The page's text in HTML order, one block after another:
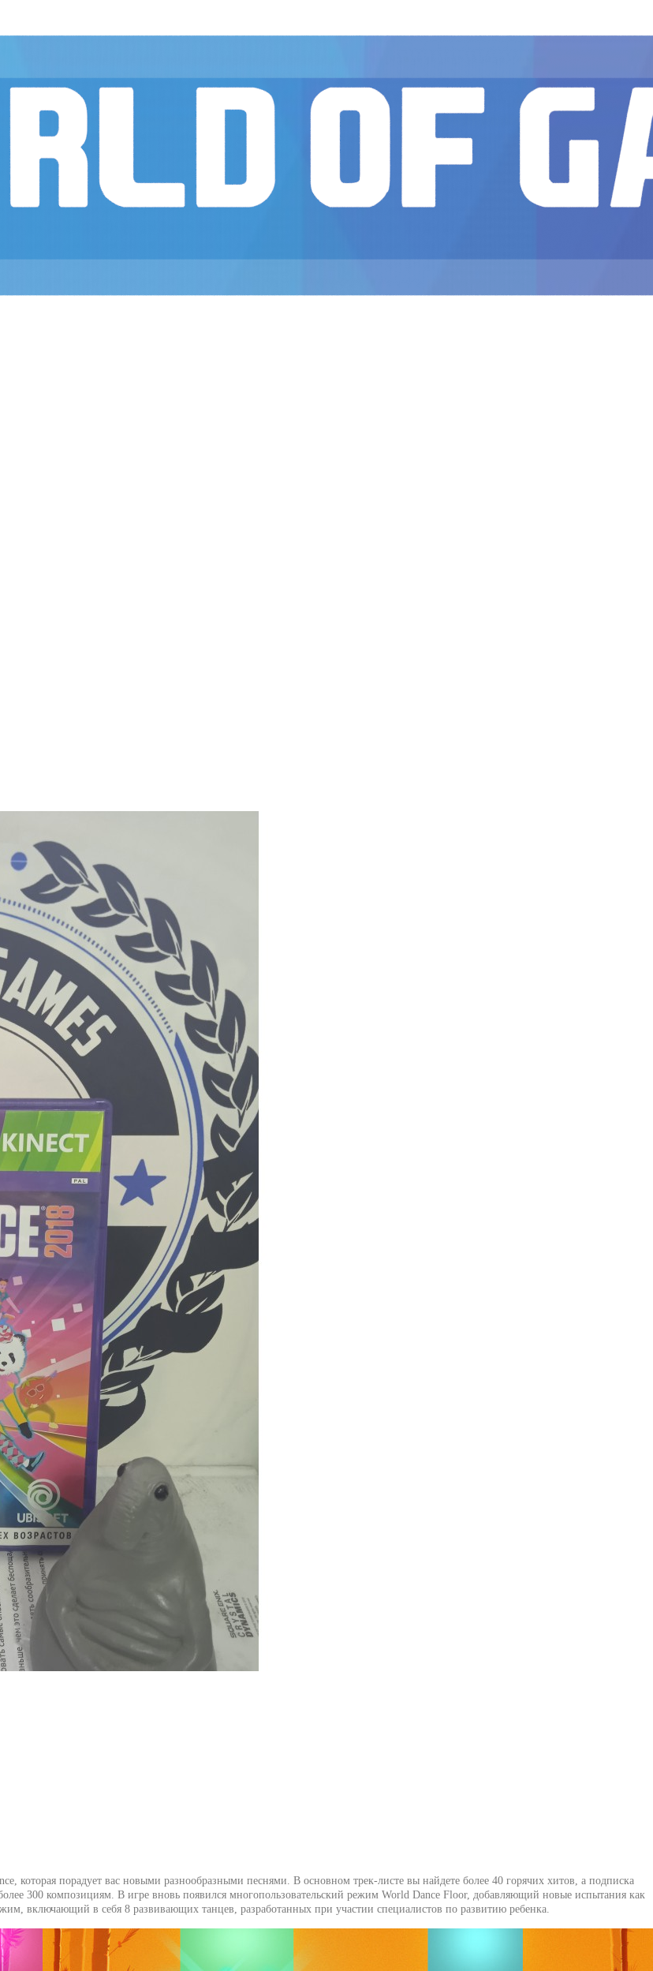
которая порадует вас новыми разнообразными песнями. В основном трек-листе вы найдете более 40 горячих хитов, а подписка
300 композициям. В игре вновь появился многопользовательский режим World Dance Floor, добавляющий новые испытания как
включающий в себя 8 развивающих танцев, разработанных при участии специалистов по развитию ребенка.